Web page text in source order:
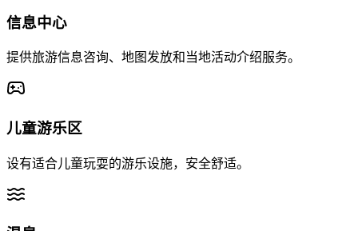
信息中心
提供旅游信息咨询、地图发放和当地活动介绍服务。
儿童游乐区
设有适合儿童玩耍的游乐设施，安全舒适。